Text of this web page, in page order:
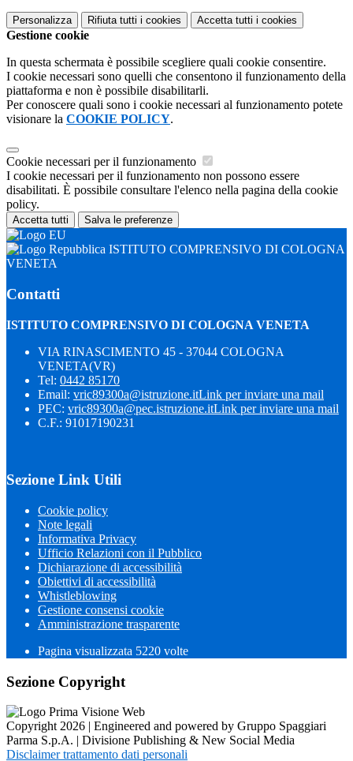
Personalizza Rifiuta tutti i cookies Accetta tutti i cookies
Gestione cookie
In questa schermata è possibile scegliere quali cookie consentire.
I cookie necessari sono quelli che consentono il funzionamento della
piattaforma e non è possibile disabilitarli.
Per conoscere quali sono i cookie necessari al funzionamento potete
visionare la COOKIE POLICY.
Cookie necessari per il funzionamento
I cookie necessari per il funzionamento non possono essere
disabilitati. È possibile consultare l'elenco nella pagina della cookie
policy.
Accetta tutti Salva le preferenze
ISTITUTO COMPRENSIVO DI COLOGNA
VENETA
Contatti
ISTITUTO COMPRENSIVO DI COLOGNA VENETA
VIA RINASCIMENTO 45 - 37044 COLOGNA
VENETA(VR)
Tel: 0442 85170
Email: vric89300a@istruzione.itLink per inviare una mail
PEC: vric89300a@pec.istruzione.itLink per inviare una mail
C.F.: 91017190231
Sezione Link Utili
Cookie policy
Note legali
Informativa Privacy
Ufficio Relazioni con il Pubblico
Dichiarazione di accessibilità
Obiettivi di accessibilità
Whistleblowing
Gestione consensi cookie
Amministrazione trasparente
Pagina visualizzata 5220 volte
Sezione Copyright
Copyright 2026 | Engineered and powered by Gruppo Spaggiari
Parma S.p.A. | Divisione Publishing & New Social Media
Disclaimer trattamento dati personali